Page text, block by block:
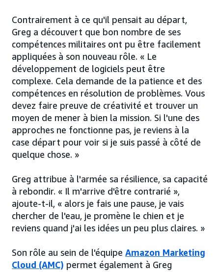
Contrairement à ce qu'il pensait au départ,
Greg a découvert que bon nombre de ses
compétences militaires ont pu être facilement
appliquées à son nouveau rôle. « Le
développement de logiciels peut être
complexe. Cela demande de la patience et des
compétences en résolution de problèmes. Vous
devez faire preuve de créativité et trouver un
moyen de mener à bien la mission. Si l'une des
approches ne fonctionne pas, je reviens à la
case départ pour voir si je suis passé à côté de
quelque chose. »
Greg attribue à l'armée sa résilience, sa capacité
à rebondir. « Il m'arrive d'être contrarié »,
ajoute-t-il, « alors je fais une pause, je vais
chercher de l'eau, je promène le chien et je
reviens quand j'ai les idées un peu plus claires. »
Son rôle au sein de l'équipe Amazon Marketing
Cloud (AMC) permet également à Greg